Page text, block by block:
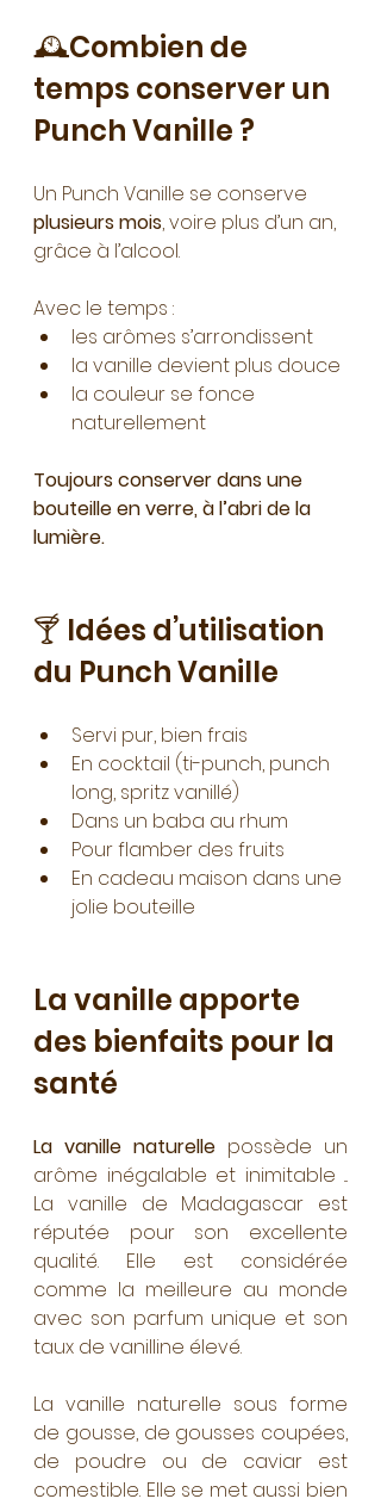
🕰️Combien de
temps conserver un
Punch Vanille ?
Un Punch Vanille se conserve
plusieurs mois, voire plus d’un an,
grâce à l’alcool.
Avec le temps :
les arômes s’arrondissent
la vanille devient plus douce
la couleur se fonce
naturellement
Toujours conserver dans une
bouteille en verre, à l’abri de la
lumière.
🍸 Idées d’utilisation
du Punch Vanille
Servi pur, bien frais
En cocktail (ti-punch, punch
long, spritz vanillé)
Dans un baba au rhum
Pour flamber des fruits
En cadeau maison dans une
jolie bouteille
La vanille apporte
des bienfaits pour la
santé
La vanille naturelle possède un
arôme inégalable et inimitable ...
La vanille de Madagascar est
réputée pour son excellente
qualité. Elle est considérée
comme la meilleure au monde
avec son parfum unique et son
taux de vanilline élevé.
La vanille naturelle sous forme
de gousse, de gousses coupées,
de poudre ou de caviar est
comestible. Elle se met aussi bien